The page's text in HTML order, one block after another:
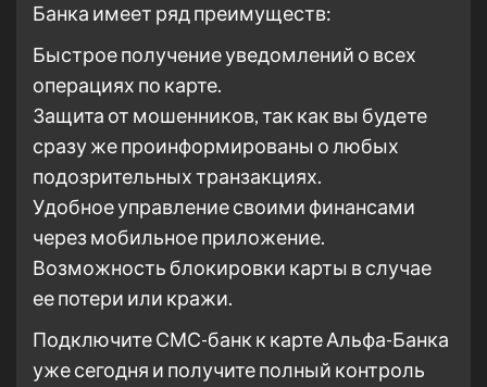
Банка имеет ряд преимуществ:
Быстрое получение уведомлений о всех
операциях по карте.
Защита от мошенников, так как вы будете
сразу же проинформированы о любых
подозрительных транзакциях.
Удобное управление своими финансами
через мобильное приложение.
Возможность блокировки карты в случае
ее потери или кражи.
Подключите СМС-банк к карте Альфа-Банка
уже сегодня и получите полный контроль